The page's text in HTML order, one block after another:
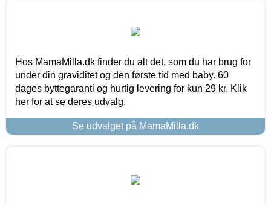
Hos MamaMilla.dk finder du alt det, som du har brug for
under din graviditet og den første tid med baby. 60
dages byttegaranti og hurtig levering for kun 29 kr. Klik
her for at se deres udvalg.
Se udvalget på MamaMilla.dk